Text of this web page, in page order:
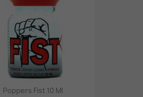
Poppers Fist 10 Ml